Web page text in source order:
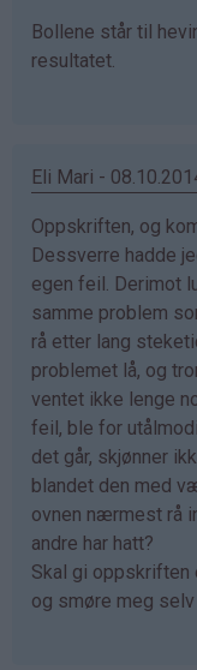
Lænshamn
(ikke
Bollene står til
resultatet.
Eli Mari -
Oppskriften, og
Dessverre hadde
egen feil. Derimot
samme problem
rå etter lang
problemet lå, og
ventet ikke lenge
feil, ble for
det går, skjønner
blandet den med
ovnen nærmest rå
andre har hatt?
Skal gi oppskriften
og smøre meg